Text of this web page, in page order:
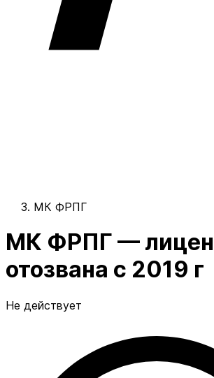
МК ФРПГ
МК ФРПГ —
отозвана с 2019 г
Не действует